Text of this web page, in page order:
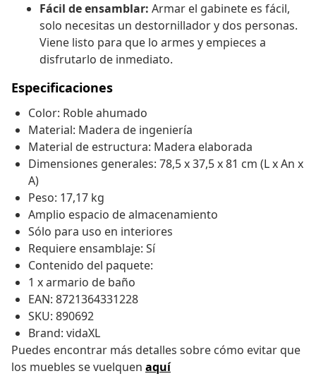
Fácil de ensamblar: Armar el gabinete es fácil,
solo necesitas un destornillador y dos personas.
Viene listo para que lo armes y empieces a
disfrutarlo de inmediato.
Especificaciones
Color: Roble ahumado
Material: Madera de ingeniería
Material de estructura: Madera elaborada
Dimensiones generales: 78,5 x 37,5 x 81 cm (L x An x
A)
Peso: 17,17 kg
Amplio espacio de almacenamiento
Sólo para uso en interiores
Requiere ensamblaje: Sí
Contenido del paquete:
1 x armario de baño
EAN: 8721364331228
SKU: 890692
Brand: vidaXL
Puedes encontrar más detalles sobre cómo evitar que
los muebles se vuelquen aquí